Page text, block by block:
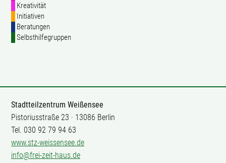
Kreativität
Initiativen
Beratungen
Selbsthilfegruppen
Stadtteilzentrum Weißensee
Pistoriusstraße 23 · 13086 Berlin
Tel. 030 92 79 94 63
www.stz-weissensee.de
info@frei-zeit-haus.de